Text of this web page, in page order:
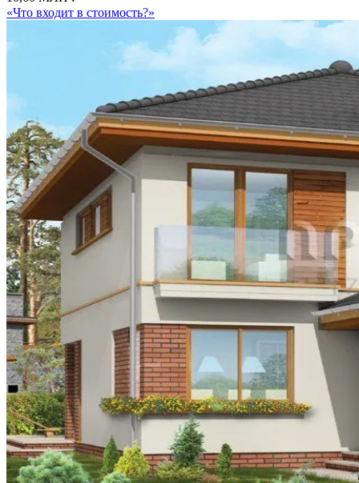
«Что входит в стоимость?»